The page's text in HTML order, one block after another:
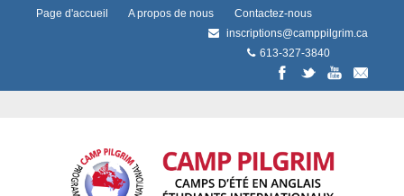
Page d'accueil A propos de nous
Contactez-nous
inscriptions@camppilgrim.ca
613-327-3840